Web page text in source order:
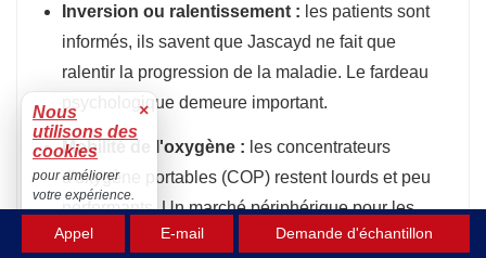
Inversion ou ralentissement : les patients sont
informés, ils savent que Jascayd ne fait que
ralentir la progression de la maladie. Le fardeau
psychologique demeure important.
Mobilité de l'oxygène : les concentrateurs
d'oxygène portables (COP) restent lourds et peu
performants. Un marché périphérique pour les
« technologies d'oxygénothérapie légères » se
Appel E-mail Demande d'échantillon
Nous
utilisons des
cookies
×
pour améliorer
votre expérience.